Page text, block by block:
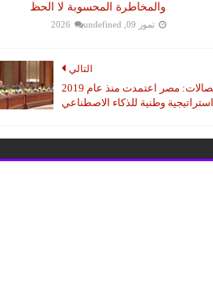
والمخاطرة المحسوبة لا الحظ
تموز 09, 2026 undefined
التالي
وزير الاتصالات: مصر اعتمدت منذ عام 2019
استراتيجية وطنية للذكاء الاصطناعي